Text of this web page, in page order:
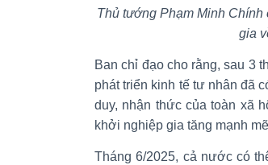
Thủ tướng Phạm Minh
gia
Ban chỉ đạo cho rằng, sau 3
phát triển kinh tế tư nhân đã
duy, nhận thức của toàn xã
khởi nghiệp gia tăng mạnh
Tháng 6/2025, cả nước có